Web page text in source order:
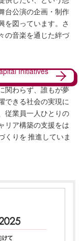
台公演の企画・制作
を図っています。さ
の音楽を通じた絆づ
Initiatives
関わらず、誰もが夢
できる社会の実現に
従業員一人ひとりの
リア構築の支援をは
くりを 推進していま